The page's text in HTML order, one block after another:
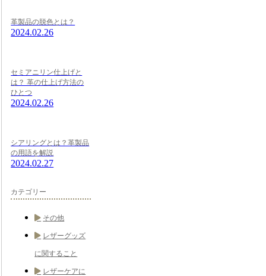
革製品の脱色とは？
2024.02.26
セミアニリン仕上げと
は？ 革の仕上げ方法の
ひとつ
2024.02.26
シアリングとは？革製品
の用語を解説
2024.02.27
カテゴリー
その他
レザーグッズ
に関すること
レザーケアに